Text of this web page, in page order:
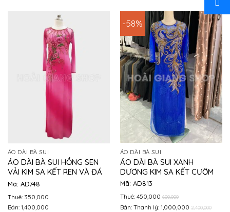
ÁO DÀI BÀ SUI
ÁO DÀI BÀ SUI HỒNG SEN
VẢI KIM SA KẾT REN VÀ ĐÁ
Mã: AD748
Thuê: 350,000
Bán: 1,400,000
-58%
ÁO DÀI BÀ SUI
ÁO DÀI BÀ SUI XANH
DƯƠNG KIM SA KẾT CƯỜM
Mã: AD813
Thuê: 450,000 600,000
Bán: Thanh lý: 1,000,000 2,400,000